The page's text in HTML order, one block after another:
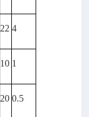
22 4
10 1
20 0.5